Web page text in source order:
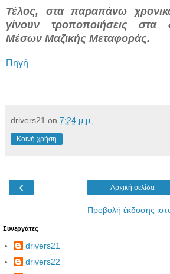
Τέλος, στα παραπάνω
γίνουν τροποποιήσεις στα
Μέσων Μαζικής Μεταφοράς.
Πηγή
drivers21 on 7:24 μ.μ.
Κοινή χρήση
‹ Αρχική σελίδα
Προβολή έκδοσης
Συνεργάτες
drivers21
drivers22